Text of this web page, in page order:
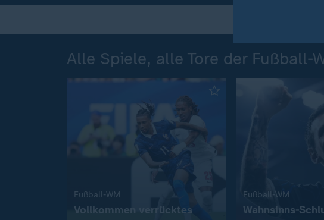
Alle Spiele, alle Tore der Fußball-
Fußball-WM
Vollkommen verrücktes
Fußball-WM
Wahnsinns-